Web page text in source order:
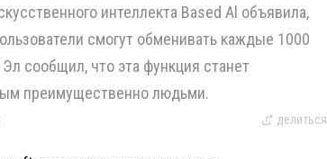
интеллекта Based Al объявила,
смогут обменивать каждые 1000
сообщил, что эта функция станет
преимущественно людьми.
делиться